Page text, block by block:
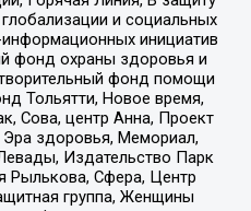
и социальных
инициатив
фонд охраны здоровья и
фонд помощи
Тольятти, Новое время,
Сова, центр Анна, Проект
Эра здоровья, Мемориал,
Издательство Парк
Рылькова, Сфера, Центр
группа, Женщины